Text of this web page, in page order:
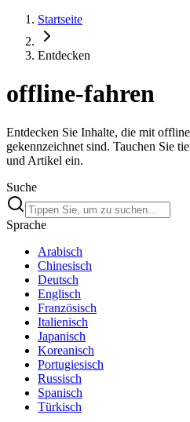
Startseite
Entdecken
offline-fahren
Entdecken Sie Inhalte, die mit
gekennzeichnet sind. Tauchen Sie
und Artikel ein.
Suche
Sprache
Arabisch
Chinesisch
Deutsch
Englisch
Französisch
Italienisch
Japanisch
Koreanisch
Portugiesisch
Russisch
Spanisch
Türkisch